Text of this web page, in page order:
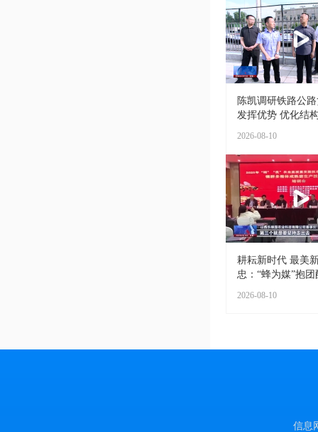
陈凯调研铁路公
发挥优势 优化结
2026-08-10
耕耘新时代 最美
忠：“蜂为媒”抱
2026-08-10
信息